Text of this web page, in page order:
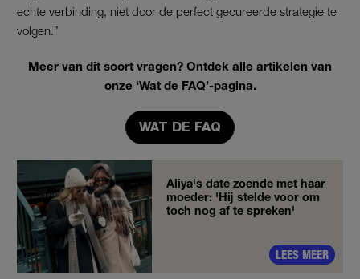
echte verbinding, niet door de perfect gecureerde strategie te
volgen.”
Meer van dit soort vragen? Ontdek alle artikelen van
onze ‘Wat de FAQ’-pagina.
WAT DE FAQ
Aliya's date zoende met haar
moeder: 'Hij stelde voor om
toch nog af te spreken'
LEES MEER